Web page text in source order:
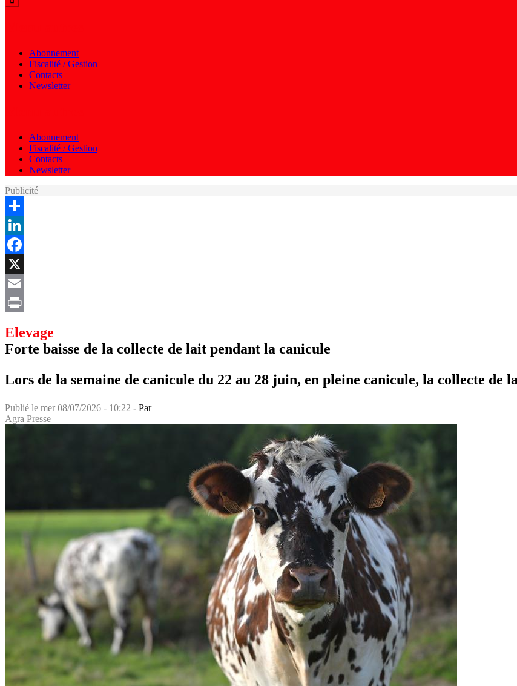
Abonnement
Fiscalité / Gestion
Contacts
Newsletter
Abonnement
Fiscalité / Gestion
Contacts
Newsletter
Publicité
Share
LinkedIn
Facebook
X
Email
Elevage
Forte baisse de la collecte de lait pendant la canicule
Lors de la semaine de canicule du 22 au 28 juin, en pleine canicule, la collecte de
Publié le mer 08/07/2026 - 10:22 - Par
Agra Presse